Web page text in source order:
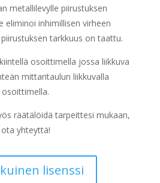
metallilevylle piirustuksen
eliminoi inhimillisen virheen
tarkkuus on taattu.
osoittimella jossa liikkuva
mittaritaulun liikkuvalla
osoittimella.
räätälöidä tarpeittesi mukaan,
ota yhteyttä!
lisenssi